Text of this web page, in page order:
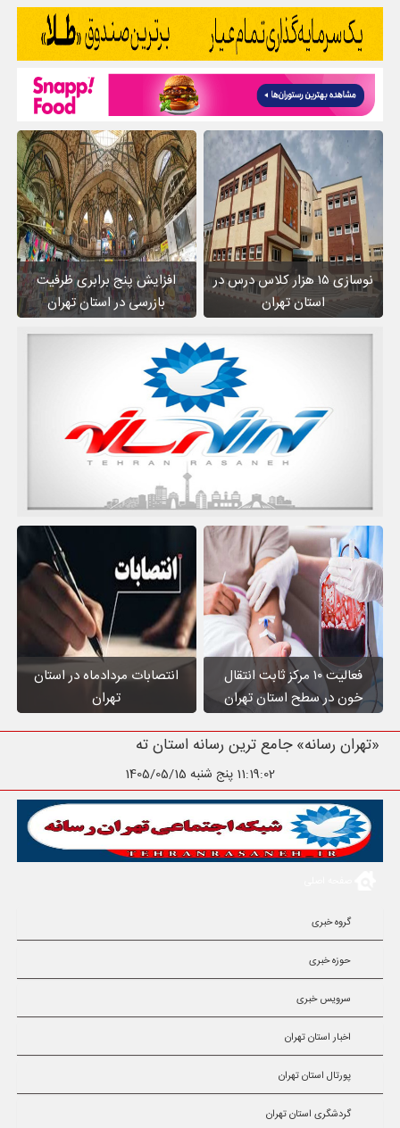
نوسازی ۱۵ هزار کلاس درس در
استان تهران
افزایش پنج برابری ظرفیت
بازرسی در استان تهران
فعالیت ۱۰ مرکز ثابت انتقال
خون در سطح استان تهران
انتصابات مردادماه در استان
تهران
«تهران رسانه» جامع ترین رسانه استان تهران
11:19:04 پنج شنبه 1405/05/15
گروه خبری
حوزه خبری
سرویس خبری
اخبار استان تهران
پورتال استان تهران
گردشگری استان تهران